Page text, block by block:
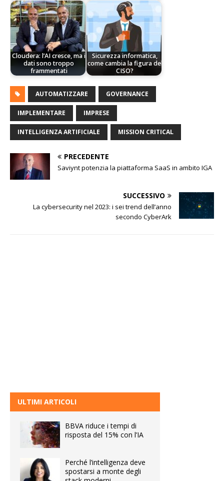
Cloudera: l’AI cresce, ma i
dati sono troppo
frammentati
Sicurezza informatica,
come cambia la figura del
CISO?
AUTOMATIZZARE GOVERNANCE
IMPLEMENTARE IMPRESE
INTELLIGENZA ARTIFICIALE MISSION CRITICAL
PRECEDENTE
Saviynt potenzia la piattaforma SaaS in ambito IGA
SUCCESSIVO
La cybersecurity nel 2023: i sei trend dell’anno
secondo CyberArk
ULTIMI ARTICOLI
BBVA riduce i tempi di
risposta del 15% con l’IA
Perché l’intelligenza deve
spostarsi a monte degli